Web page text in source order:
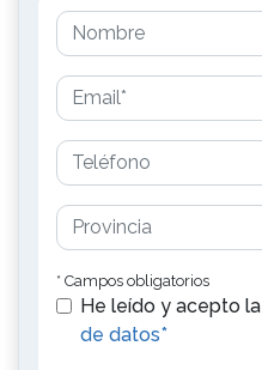
* Campos obligatorios
He leído y acepto la
de datos*